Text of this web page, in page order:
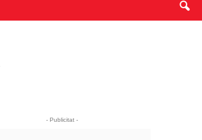
- Publicitat -